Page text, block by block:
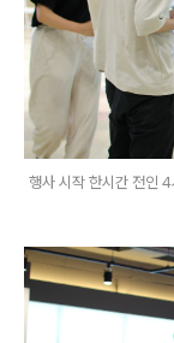
행사 시작 한시간 전인